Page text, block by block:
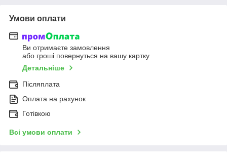
Умови оплати
Ви отримаєте замовлення
або гроші повернуться на вашу картку
Детальніше
Післяплата
Оплата на рахунок
Готівкою
Всі умови оплати